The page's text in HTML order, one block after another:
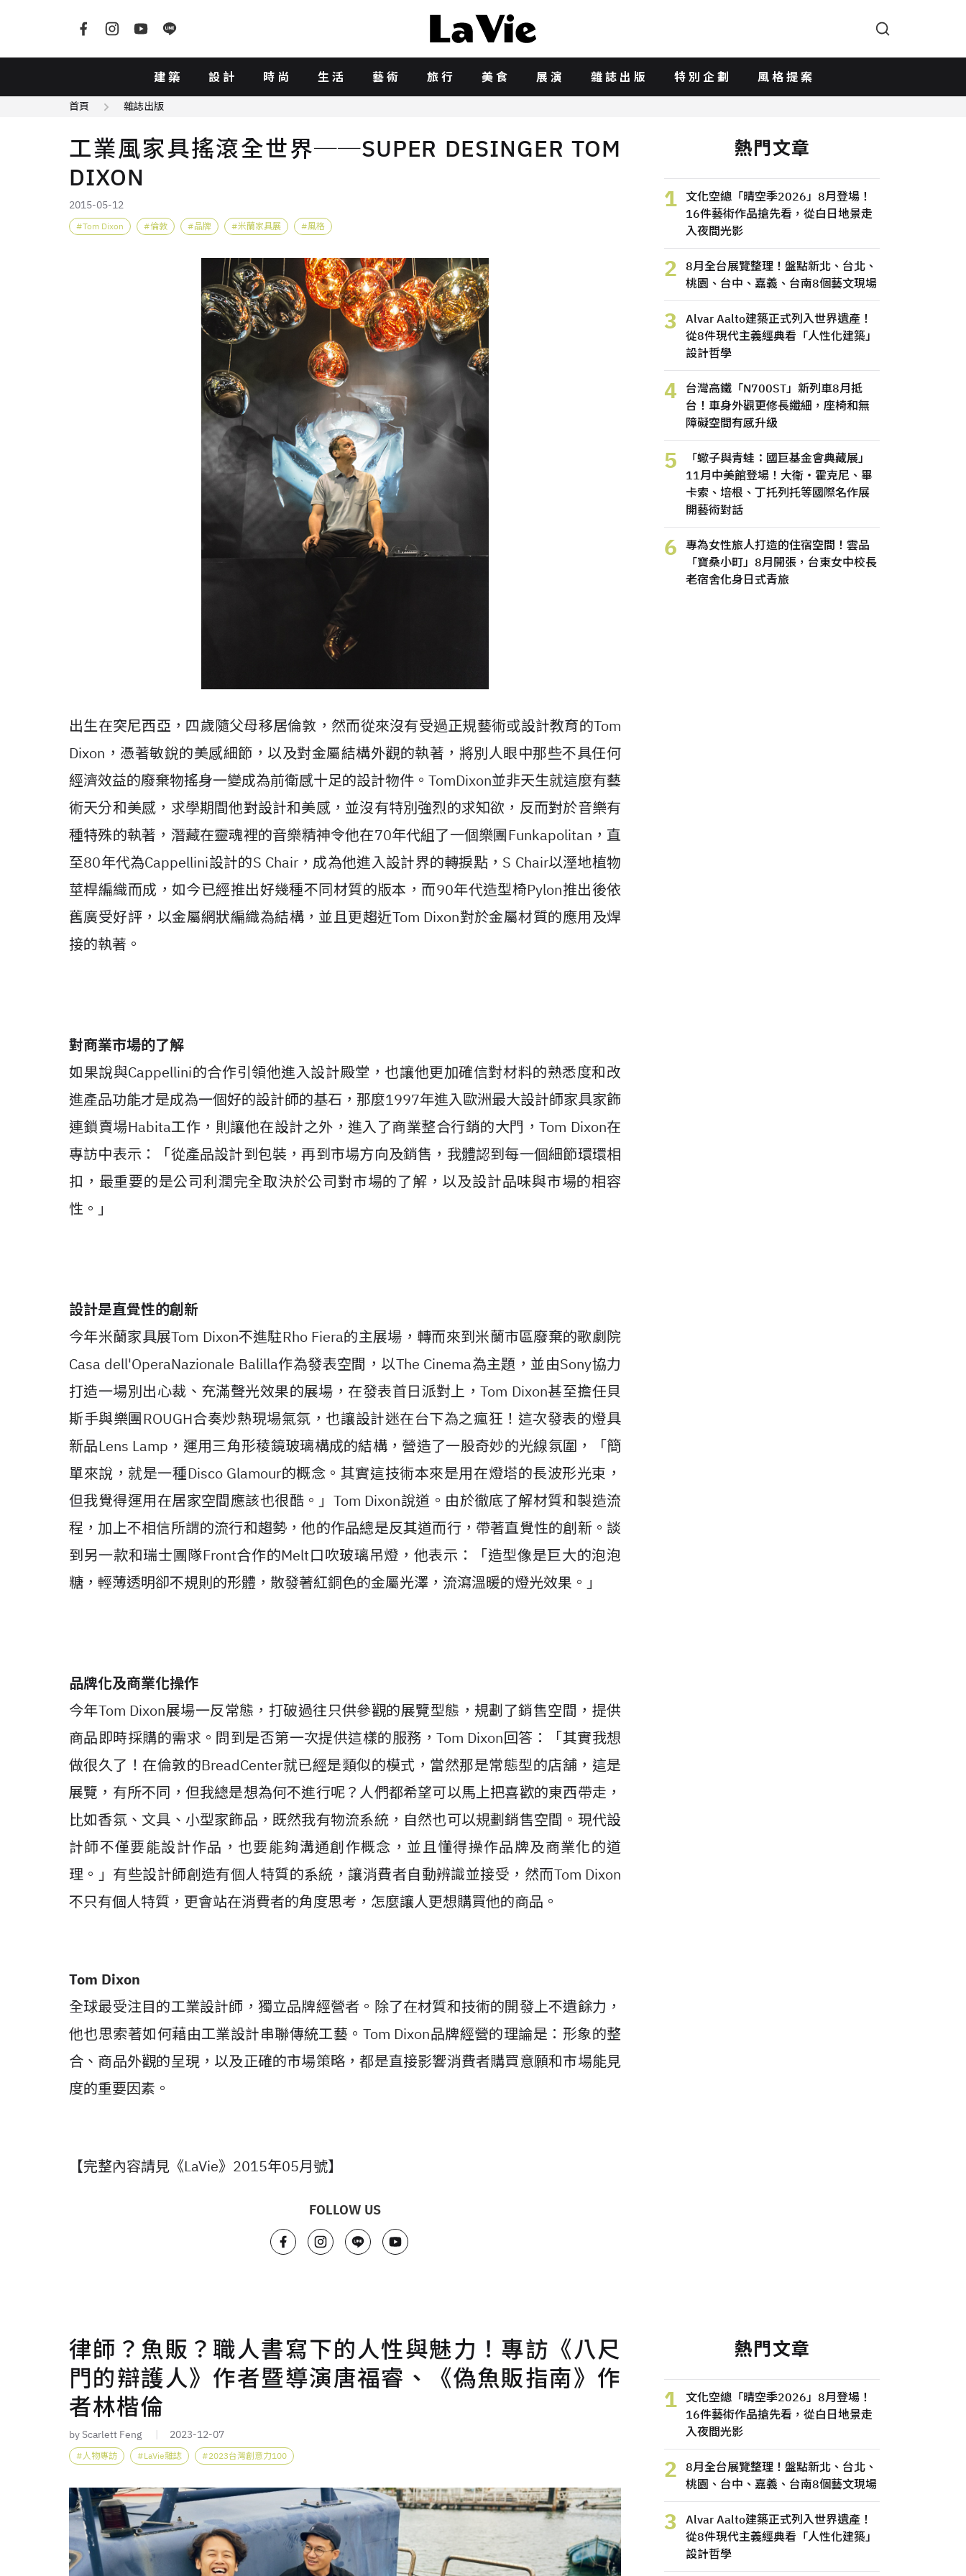
建築 設計 時尚 生活 藝術 旅行 美食 展演 雜誌出版 特別企劃 風格提案
首頁 雜誌出版
工業風家具搖滾全世界──SUPER DESINGER TOM
DIXON
2015-05-12
Tom Dixon 倫敦 品牌 米蘭家具展 風格
出生在突尼西亞，四歲隨父母移居倫敦，然而從來沒有受過正規藝術或設計教育的Tom
Dixon，憑著敏銳的美感細節，以及對金屬結構外觀的執著，將別人眼中那些不具任何
經濟效益的廢棄物搖身一變成為前衛感十足的設計物件。TomDixon並非天生就這麼有藝
術天分和美感，求學期間他對設計和美感，並沒有特別強烈的求知欲，反而對於音樂有
種特殊的執著，潛藏在靈魂裡的音樂精神令他在70年代組了一個樂團Funkapolitan，直
至80年代為Cappellini設計的S Chair，成為他進入設計界的轉捩點，S Chair以溼地植物
莖桿編織而成，如今已經推出好幾種不同材質的版本，而90年代造型椅Pylon推出後依
舊廣受好評，以金屬網狀編織為結構，並且更趨近Tom Dixon對於金屬材質的應用及焊
接的執著。
對商業市場的了解
如果說與Cappellini的合作引領他進入設計殿堂，也讓他更加確信對材料的熟悉度和改
進產品功能才是成為一個好的設計師的基石，那麼1997年進入歐洲最大設計師家具家飾
連鎖賣場Habita工作，則讓他在設計之外，進入了商業整合行銷的大門，Tom Dixon在
專訪中表示：「從產品設計到包裝，再到市場方向及銷售，我體認到每一個細節環環相
扣，最重要的是公司利潤完全取決於公司對市場的了解，以及設計品味與市場的相容
性。」
設計是直覺性的創新
今年米蘭家具展Tom Dixon不進駐Rho Fiera的主展場，轉而來到米蘭市區廢棄的歌劇院
Casa dell'OperaNazionale Balilla作為發表空間，以The Cinema為主題，並由Sony協力
打造一場別出心裁、充滿聲光效果的展場，在發表首日派對上，Tom Dixon甚至擔任貝
斯手與樂團ROUGH合奏炒熱現場氣氛，也讓設計迷在台下為之瘋狂！這次發表的燈具
新品Lens Lamp，運用三角形稜鏡玻璃構成的結構，營造了一股奇妙的光線氛圍，「簡
單來說，就是一種Disco Glamour的概念。其實這技術本來是用在燈塔的長波形光束，
但我覺得運用在居家空間應該也很酷。」Tom Dixon說道。由於徹底了解材質和製造流
程，加上不相信所謂的流行和趨勢，他的作品總是反其道而行，帶著直覺性的創新。談
到另一款和瑞士團隊Front合作的Melt口吹玻璃吊燈，他表示：「造型像是巨大的泡泡
糖，輕薄透明卻不規則的形體，散發著紅銅色的金屬光澤，流瀉溫暖的燈光效果。」
品牌化及商業化操作
今年Tom Dixon展場一反常態，打破過往只供參觀的展覽型態，規劃了銷售空間，提供
商品即時採購的需求。問到是否第一次提供這樣的服務，Tom Dixon回答：「其實我想
做很久了！在倫敦的BreadCenter就已經是類似的模式，當然那是常態型的店舖，這是
展覽，有所不同，但我總是想為何不進行呢？人們都希望可以馬上把喜歡的東西帶走，
比如香氛、文具、小型家飾品，既然我有物流系統，自然也可以規劃銷售空間。現代設
計師不僅要能設計作品，也要能夠溝通創作概念，並且懂得操作品牌及商業化的道
理。」有些設計師創造有個人特質的系統，讓消費者自動辨識並接受，然而Tom Dixon
不只有個人特質，更會站在消費者的角度思考，怎麼讓人更想購買他的商品。
Tom Dixon
全球最受注目的工業設計師，獨立品牌經營者。除了在材質和技術的開發上不遺餘力，
他也思索著如何藉由工業設計串聯傳統工藝。Tom Dixon品牌經營的理論是：形象的整
合、商品外觀的呈現，以及正確的市場策略，都是直接影響消費者購買意願和市場能見
度的重要因素。
【完整內容請見《LaVie》2015年05月號】
FOLLOW US
熱門文章
1
文化空總「晴空季2026」8月登場！
16件藝術作品搶先看，從白日地景走
入夜間光影
2
8月全台展覽整理！盤點新北、台北、
桃園、台中、嘉義、台南8個藝文現場
3
Alvar Aalto建築正式列入世界遺產！
從8件現代主義經典看「人性化建築」
設計哲學
4
台灣高鐵「N700ST」新列車8月抵
台！車身外觀更修長纖細，座椅和無
障礙空間有感升級
5
「蠍子與青蛙：國巨基金會典藏展」
11月中美館登場！大衛・霍克尼、畢
卡索、培根、丁托列托等國際名作展
開藝術對話
6
專為女性旅人打造的住宿空間！雲品
「寶桑小町」8月開張，台東女中校長
老宿舍化身日式青旅
律師？魚販？職人書寫下的人性與魅力！專訪《八尺
門的辯護人》作者暨導演唐福睿、《偽魚販指南》作
者林楷倫
by Scarlett Feng 2023-12-07
人物專訪 LaVie雜誌 2023台灣創意力100
熱門文章
1
文化空總「晴空季2026」8月登場！
16件藝術作品搶先看，從白日地景走
入夜間光影
2
8月全台展覽整理！盤點新北、台北、
桃園、台中、嘉義、台南8個藝文現場
3
Alvar Aalto建築正式列入世界遺產！
從8件現代主義經典看「人性化建築」
設計哲學